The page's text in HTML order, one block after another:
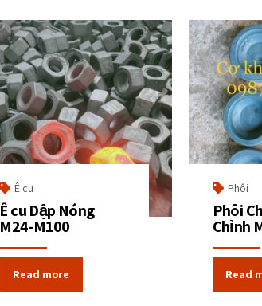
Ê cu
Ê cu Dập Nóng
M24-M100
Read more
Phôi
Phôi
Chỉnh
Read